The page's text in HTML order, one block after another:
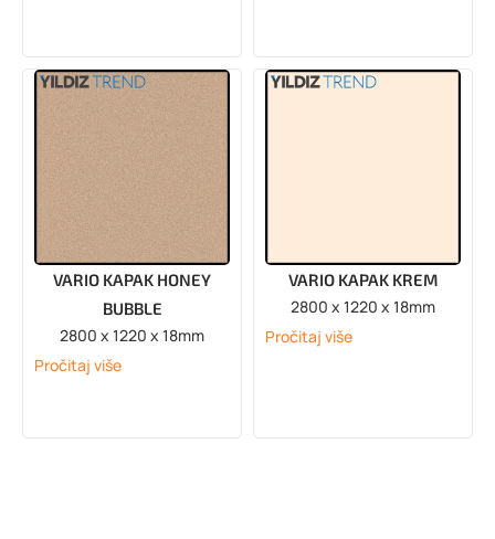
VARIO KAPAK HONEY
BUBBLE
2800 x 1220 x 18mm
Pročitaj više
VARIO KAPAK KREM
2800 x 1220 x 18mm
Pročitaj više